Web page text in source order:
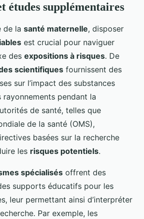
études supplémentaires
de la santé maternelle, disposer
est crucial pour naviguer
des expositions à risques. De
scientifiques fournissent des
sur l’impact des substances
pendant la
de santé, telles que
de la santé (OMS),
basées sur la recherche
les risques potentiels.
spécialisés offrent des
supports éducatifs pour les
leur permettant ainsi d’interpréter
Par exemple, les